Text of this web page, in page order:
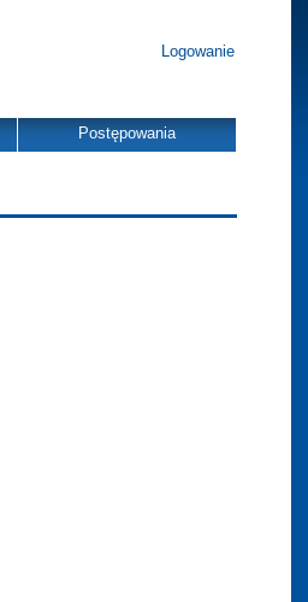
Logowanie
Postępowania